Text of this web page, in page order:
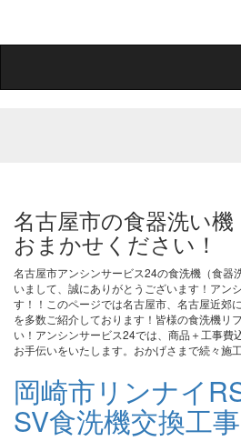
名古屋市の食器洗い
おまかせください！
名古屋市アンシンサービス24の食洗機（食器
いまして、誠にありがとうございます！アン
す！！このページでは名古屋市、名古屋近郊
を多数ご紹介しております！皆様の食洗機リ
い！アンシンサービス24では、商品＋工事費
お手伝いをいたします。おかげさまで続々施
岡崎市リンナイ
SV食洗機交換工事